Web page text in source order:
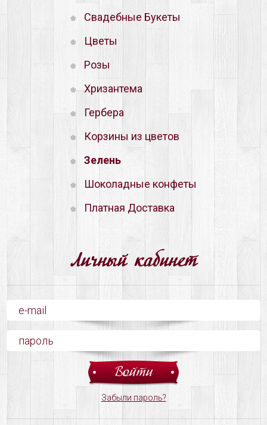
Свадебные Букеты
Цветы
Розы
Хризантема
Гербера
Корзины из цветов
Зелень
Шоколадные конфеты
Платная Доставка
Личный кабинет
Забыли пароль?